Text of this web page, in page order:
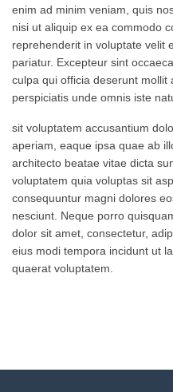
enim ad minim veniam, quis
nisi ut aliquip ex ea commodo
reprehenderit in voluptate velit
pariatur. Excepteur sint
culpa qui officia deserunt mollit
perspiciatis unde omnis iste
sit voluptatem accusantium
aperiam, eaque ipsa quae ab
architecto beatae vitae dicta
voluptatem quia voluptas sit
consequuntur magni dolores
nesciunt. Neque porro
dolor sit amet, consectetur,
eius modi tempora incidunt ut
quaerat voluptatem.